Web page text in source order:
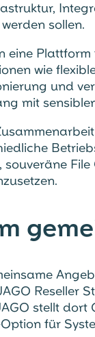
sollen.
eine
wie
und
mit
souveräne
Reseller
stellt
für